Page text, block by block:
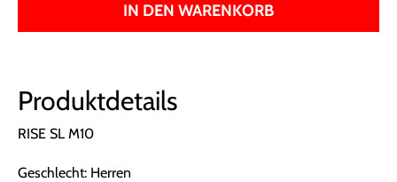
IN DEN WARENKORB
Produktdetails
RISE SL M10
Geschlecht: Herren